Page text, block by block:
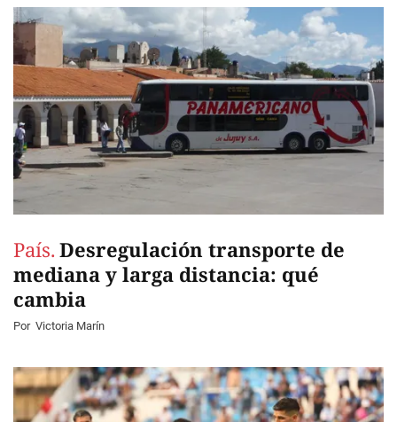
País. Desregulación transporte de
mediana y larga distancia: qué
cambia
Por Victoria Marín